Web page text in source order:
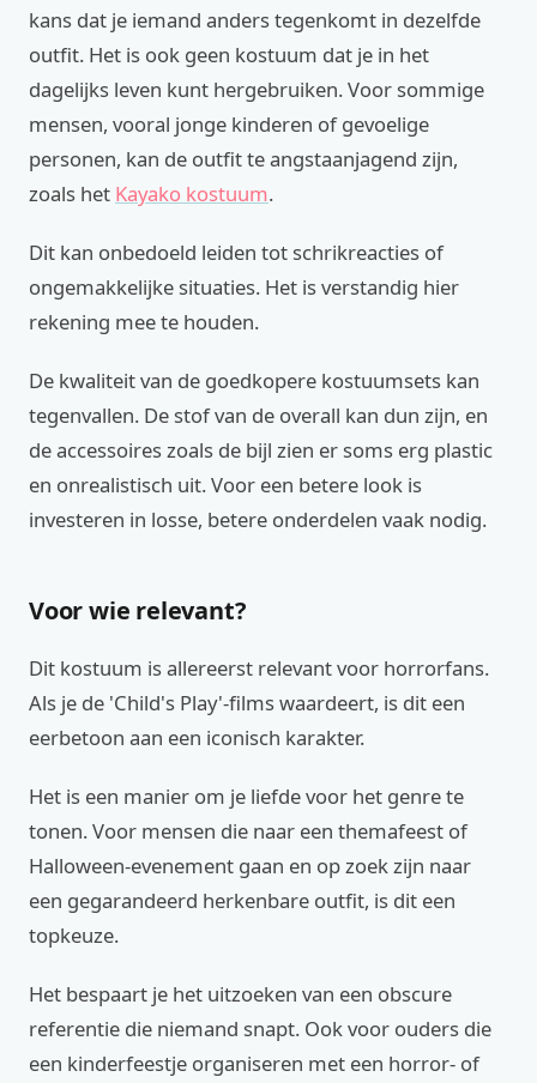
kans dat je iemand anders tegenkomt in dezelfde
outfit. Het is ook geen kostuum dat je in het
dagelijks leven kunt hergebruiken. Voor sommige
mensen, vooral jonge kinderen of gevoelige
personen, kan de outfit te angstaanjagend zijn,
zoals het Kayako kostuum.
Dit kan onbedoeld leiden tot schrikreacties of
ongemakkelijke situaties. Het is verstandig hier
rekening mee te houden.
De kwaliteit van de goedkopere kostuumsets kan
tegenvallen. De stof van de overall kan dun zijn, en
de accessoires zoals de bijl zien er soms erg plastic
en onrealistisch uit. Voor een betere look is
investeren in losse, betere onderdelen vaak nodig.
Voor wie relevant?
Dit kostuum is allereerst relevant voor horrorfans.
Als je de 'Child's Play'-films waardeert, is dit een
eerbetoon aan een iconisch karakter.
Het is een manier om je liefde voor het genre te
tonen. Voor mensen die naar een themafeest of
Halloween-evenement gaan en op zoek zijn naar
een gegarandeerd herkenbare outfit, is dit een
topkeuze.
Het bespaart je het uitzoeken van een obscure
referentie die niemand snapt. Ook voor ouders die
een kinderfeestje organiseren met een horror- of